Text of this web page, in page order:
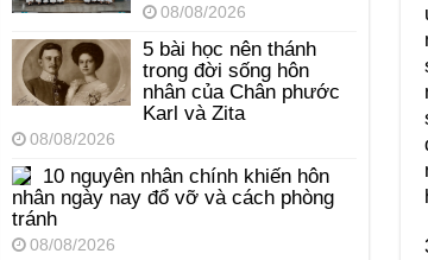
08/08/2026
5 bài học nên thánh
trong đời sống hôn
nhân của Chân phước
Karl và Zita
08/08/2026
10 nguyên nhân chính khiến hôn
nhân ngày nay đổ vỡ và cách phòng
tránh
08/08/2026